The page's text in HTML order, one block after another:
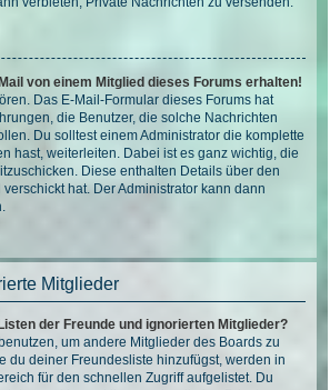
von einem Mitglied dieses Forums erhalten!
Das E-Mail-Formular dieses Forums hat
die Benutzer, die solche Nachrichten
Du solltest einem Administrator die komplette
hast, weiterleiten. Dabei ist es ganz wichtig, die
Diese enthalten Details über den
verschickt hat. Der Administrator kann dann
Mitglieder
der Freunde und ignorierten Mitglieder?
um andere Mitglieder des Boards zu
du deiner Freundesliste hinzufügst, werden in
für den schnellen Zugriff aufgelistet. Du